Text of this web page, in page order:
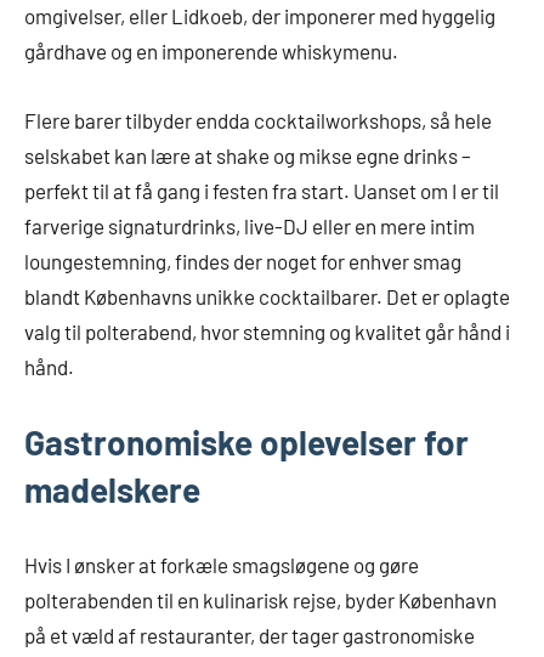
omgivelser, eller Lidkoeb, der imponerer med hyggelig
gårdhave og en imponerende whiskymenu.
Flere barer tilbyder endda cocktailworkshops, så hele
selskabet kan lære at shake og mikse egne drinks –
perfekt til at få gang i festen fra start. Uanset om I er til
farverige signaturdrinks, live-DJ eller en mere intim
loungestemning, findes der noget for enhver smag
blandt Københavns unikke cocktailbarer. Det er oplagte
valg til polterabend, hvor stemning og kvalitet går hånd i
hånd.
Gastronomiske oplevelser for
madelskere
Hvis I ønsker at forkæle smagsløgene og gøre
polterabenden til en kulinarisk rejse, byder København
på et væld af restauranter, der tager gastronomiske